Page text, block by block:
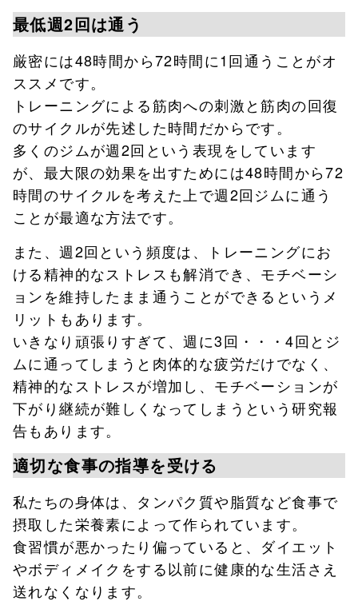
最低週2回は通う
厳密には48時間から72時間に1回通うことがオ
ススメです。
トレーニングによる筋肉への刺激と筋肉の回復
のサイクルが先述した時間だからです。
多くのジムが週2回という表現をしています
が、最大限の効果を出すためには48時間から72
時間のサイクルを考えた上で週2回ジムに通う
ことが最適な方法です。
また、週2回という頻度は、トレーニングにお
ける精神的なストレスも解消でき、モチベーシ
ョンを維持したまま通うことができるというメ
リットもあります。
いきなり頑張りすぎて、週に3回・・・4回とジ
ムに通ってしまうと肉体的な疲労だけでなく、
精神的なストレスが増加し、モチベーションが
下がり継続が難しくなってしまうという研究報
告もあります。
適切な食事の指導を受ける
私たちの身体は、タンパク質や脂質など食事で
摂取した栄養素によって作られています。
食習慣が悪かったり偏っていると、ダイエット
やボディメイクをする以前に健康的な生活さえ
送れなくなります。